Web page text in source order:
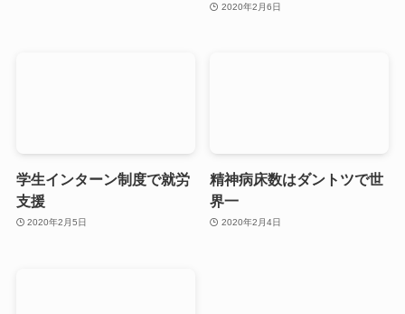
2020年2月6日
学生インターン制度で就労
支援
2020年2月5日
精神病床数はダントツで世
界一
2020年2月4日